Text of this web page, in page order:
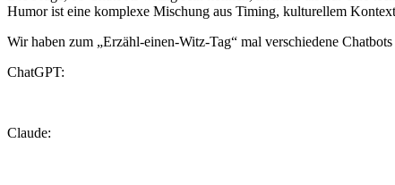
Humor ist eine komplexe Mischung aus Timing, kulturellem
Wir haben zum „Erzähl-einen-Witz-Tag“ mal verschiedene
ChatGPT:
Claude: